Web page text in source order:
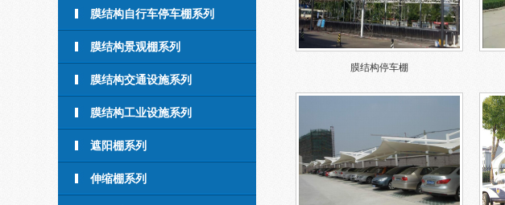
膜结构自行车停车棚系列
膜结构景观棚系列
膜结构交通设施系列
膜结构工业设施系列
遮阳棚系列
伸缩棚系列
膜结构停车棚